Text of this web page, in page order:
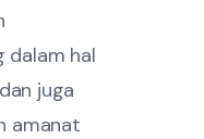
dalam hal
juga
amanat